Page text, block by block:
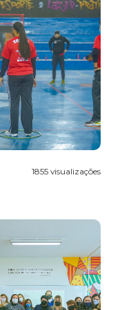
1855 visualizações